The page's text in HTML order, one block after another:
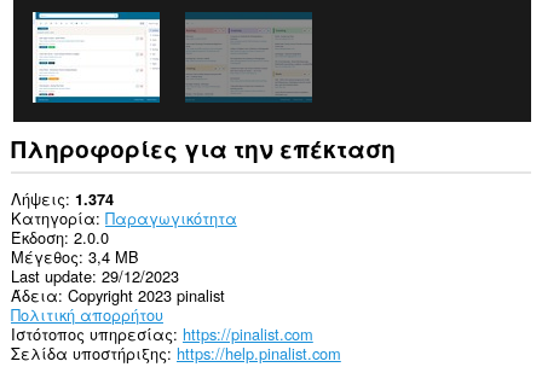
Αυτή
επέκταση
μπορεί
να
έχει
πρόσβαση
στις
καρτέλες
σας
και
στη
δραστηριότητα
περιήγησής
σας.
Πληροφορίες για την επέκταση
Λήψεις 1.374
Κατηγορία Παραγωγικότητα
Έκδοση 2.0.0
Μέγεθος 3,4 MB
Last update 29/12/2023
Άδεια Copyright 2023 pinalist
Πολιτική απορρήτου
Ιστότοπος υπηρεσίας https://pinalist.com
Σελίδα υποστήριξης https://help.pinalist.com